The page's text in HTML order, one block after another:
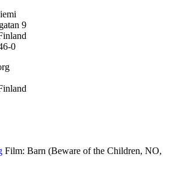
9
0
Film: Barn (Beware of the Children, NO,